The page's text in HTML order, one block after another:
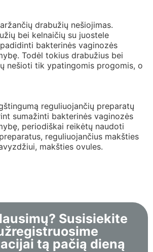
drabužių nešiojimas.
bei kelnaičių su juostele
bakterinės vaginozės
Todėl tokius drabužius bei
nešioti tik ypatingomis progomis, o
reguliuojančių preparatų
sumažinti bakterinės vaginozės
periodiškai reikėtų naudoti
reguliuojančius makšties
makšties ovules.
Susisiekite
tą pačią dieną